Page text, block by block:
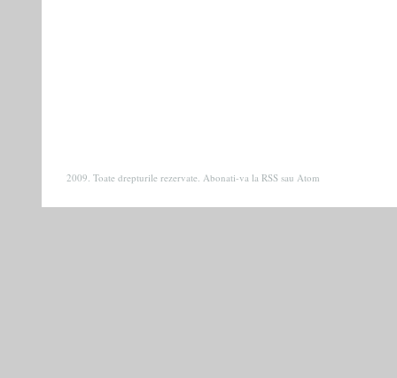
2009. Toate drepturile rezervate. Abonati-va la RSS sau Atom